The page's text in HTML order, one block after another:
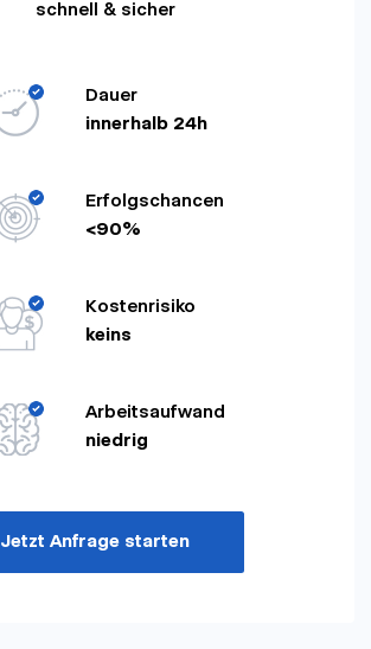
schnell & sicher
Dauer
innerhalb 24h
Erfolgschancen
<90%
Kostenrisiko
keins
Arbeitsaufwand
niedrig
Jetzt Anfrage starten